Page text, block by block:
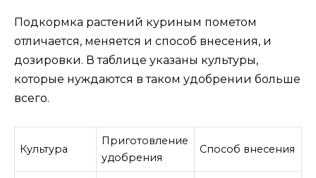
Подкормка растений куриным пометом
отличается, меняется и способ внесения, и
дозировки. В таблице указаны культуры,
которые нуждаются в таком удобрении больше
всего.
Культура
Приготовление
удобрения
Способ внесения